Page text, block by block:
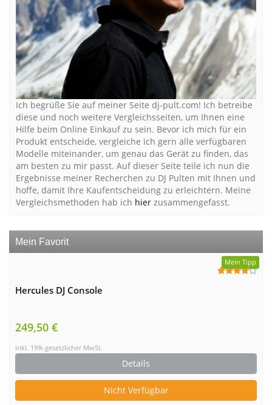
Ich begrüße Sie auf meiner Seite dj-pult.com! Ich betreibe
diese und noch weitere Vergleichsseiten, um Ihnen eine
Hilfe beim Online Einkauf zu sein. Bevor ich mich für ein
Produkt entscheide, vergleiche ich gern alle verfügbaren
Modelle miteinander, um genau das Gerät zu finden, das
am besten zu mir passt. Auf dieser Seite teile ich nun die
Ergebnisse meiner Recherchen zu DJ Pulten mit Ihnen und
hoffe, damit Ihre Kaufentscheidung zu erleichtern. Meine
Vergleichsmethoden hab ich hier zusammengefasst.
Mein Favorit
Mein Tipp
Hercules DJ Console
249,50 €
inkl. 19% gesetzlicher MwSt.
Details
Nicht Verfügbar